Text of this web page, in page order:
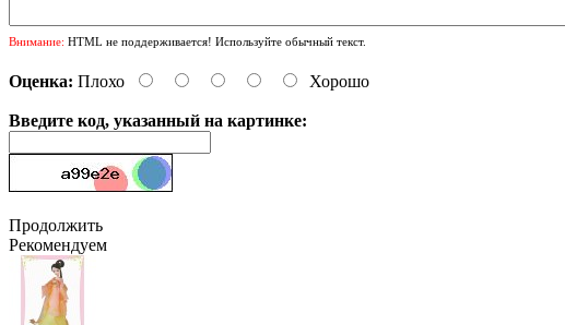
Внимание: HTML не поддерживается! Используйте обычный текст.
Оценка: Плохо Хорошо
Введите код, указанный на картинке:
Продолжить
Рекомендуем